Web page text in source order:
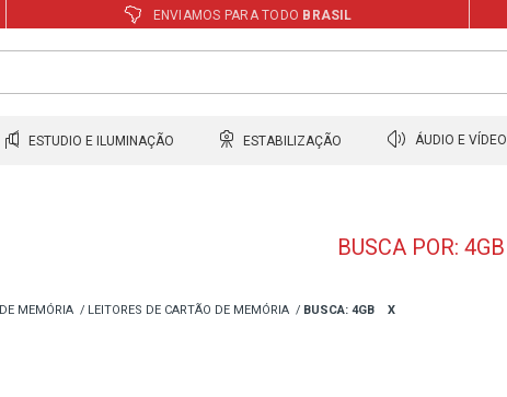
ENVIAMOS PARA TODO BRASIL
ESTUDIO E ILUMINAÇÃO ESTABILIZAÇÃO ÁUDIO E VÍDEO
BUSCA POR: 4GB
MEMÓRIA LEITORES DE CARTÃO DE MEMÓRIA BUSCA: 4GB X